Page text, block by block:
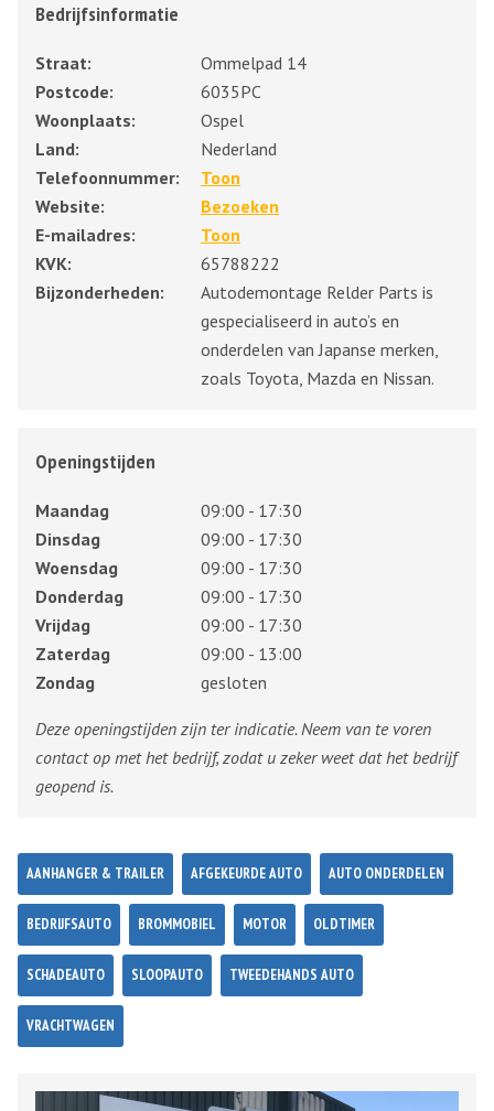
Bedrijfsinformatie
Straat:
Ommelpad 14
Postcode:
6035PC
Woonplaats:
Ospel
Land:
Nederland
Telefoonnummer:
Toon
Website:
Bezoeken
E-mailadres:
Toon
KVK:
65788222
Bijzonderheden:
Autodemontage Relder Parts is
gespecialiseerd in auto’s en
onderdelen van Japanse merken,
zoals Toyota, Mazda en Nissan.
Openingstijden
Maandag
09:00 - 17:30
Dinsdag
09:00 - 17:30
Woensdag
09:00 - 17:30
Donderdag
09:00 - 17:30
Vrijdag
09:00 - 17:30
Zaterdag
09:00 - 13:00
Zondag
gesloten
Deze openingstijden zijn ter indicatie. Neem van te voren
contact op met het bedrijf, zodat u zeker weet dat het bedrijf
geopend is.
AANHANGER & TRAILER AFGEKEURDE AUTO AUTO ONDERDELEN
BEDRIJFSAUTO BROMMOBIEL MOTOR OLDTIMER
SCHADEAUTO SLOOPAUTO TWEEDEHANDS AUTO
VRACHTWAGEN